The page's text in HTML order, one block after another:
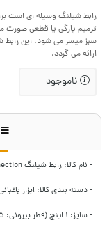
رابط شیلنگ وسیله ای است
ترمیم پارگی یا قطعی صورت
ارائه می گردد.
ناموجود
- نام کالا: رابط شیلنگ Hose Plastic Connection
- دسته بندی کالا: ابزار
- سایز: ۱ اینچ (قطر بیرونی: ۲۵ میلی متر)